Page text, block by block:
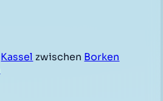
Kassel zwischen Borken